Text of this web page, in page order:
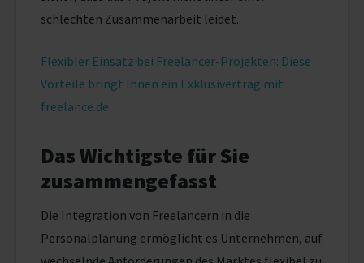
schlechten Zusammenarbeit leidet.
Flexibler Einsatz bei Freelancer-Projekten: Diese
Vorteile bringt Ihnen ein Exklusivertrag mit
freelance.de
Das Wichtigste für Sie
zusammengefasst
Die Integration von Freelancern in die
Personalplanung ermöglicht es Unternehmen, auf